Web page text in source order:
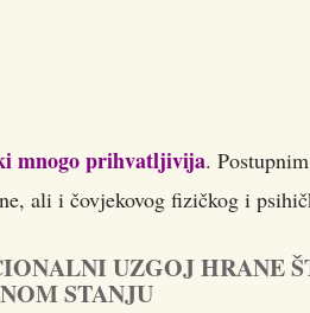
mnogo prihvatljivija.
ali i čovjekovog fizičkog i
UZGOJ HRANE
STANJU